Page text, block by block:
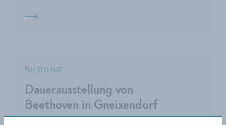
BILDUNG
Dauerausstellung von
Beethoven in Gneixendorf